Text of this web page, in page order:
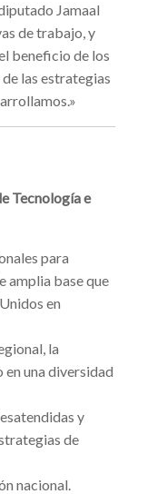
Jamaal
de trabajo, y
beneficio de los
las estrategias
Tecnología e
para
amplia base que
en
la
en una diversidad
y
de
nacional.